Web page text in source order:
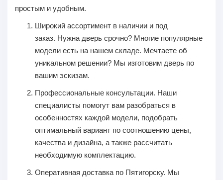
простым и удобным.
Широкий ассортимент в наличии и под
заказ. Нужна дверь срочно? Многие популярные
модели есть на нашем складе. Мечтаете об
уникальном решении? Мы изготовим дверь по
вашим эскизам.
Профессиональные консультации. Наши
специалисты помогут вам разобраться в
особенностях каждой модели, подобрать
оптимальный вариант по соотношению цены,
качества и дизайна, а также рассчитать
необходимую комплектацию.
Оперативная доставка по Пятигорску. Мы